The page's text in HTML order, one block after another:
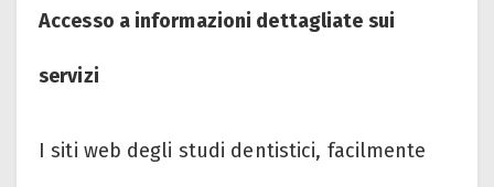
Accesso a informazioni dettagliate sui
servizi
I siti web degli studi dentistici, facilmente